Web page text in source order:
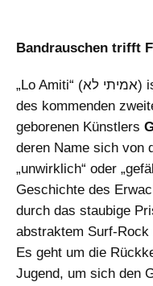
Bandrauschen trifft
„Lo Amiti“ (אמיתי לא) ist der Titel und das Herzstück
des kommenden
geborenen Künstlers
deren Name sich von
„unwirklich“ oder
Geschichte des
durch das staubige
abstraktem Surf-
Es geht um die
Jugend, um sich den